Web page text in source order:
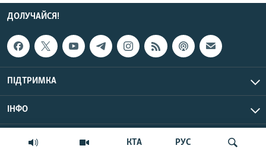
КТА РУС
ДОЛУЧАЙСЯ!
ПІДТРИМКА
ІНФО
© Крим.Реалії, 2026 | Усі права застережено.